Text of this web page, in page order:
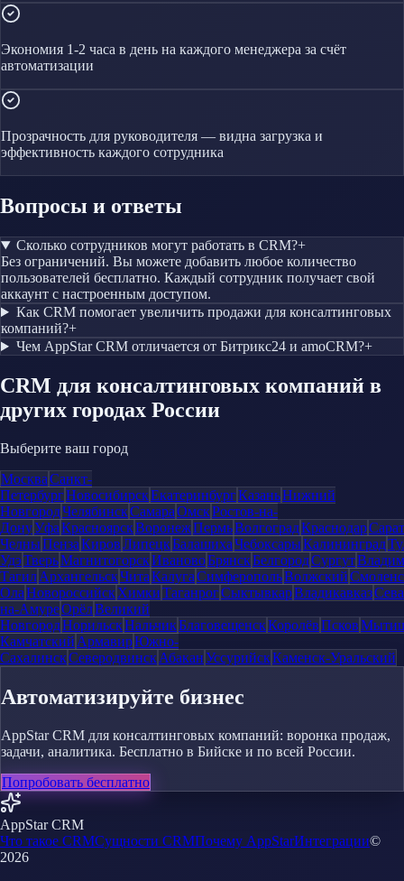
Экономия 1-2 часа в день на каждого менеджера за счёт
автоматизации
Прозрачность для руководителя — видна загрузка и
эффективность каждого сотрудника
Вопросы и ответы
Сколько сотрудников могут работать в CRM?+
Без ограничений. Вы можете добавить любое количество
пользователей бесплатно. Каждый сотрудник получает свой
аккаунт с настроенным доступом.
Как CRM помогает увеличить продажи для консалтинговых
компаний?+
Чем AppStar CRM отличается от Битрикс24 и amoCRM?+
CRM для консалтинговых компаний в
других городах России
Выберите ваш город
МоскваСанкт-
ПетербургНовосибирскЕкатеринбургКазаньНижний
НовгородЧелябинскСамараОмскРостов-на-
ДонуУфаКрасноярскВоронежПермьВолгоградКраснодар
ЧелныПензаКировЛипецкБалашихаЧебоксарыКалининград
УдэТверьМагнитогорскИвановоБрянскБелгородСургут
ТагилАрхангельскЧитаКалугаСимферопольВолжский
ОлаНовороссийскХимкиТаганрогСыктывкарВладикавказ
на-АмуреОрёлВеликий
НовгородНорильскНальчикБлаговещенскКоролёвПсков
Камчатский АрмавирЮжно-
СахалинскСеверодвинскАбаканУссурийскКаменск-Уральский
Автоматизируйте бизнес
AppStar CRM для консалтинговых компаний: воронка продаж,
задачи, аналитика. Бесплатно в Бийске и по всей России.
Попробовать бесплатно
AppStar CRM
Что такое CRMСущности CRMПочему AppStarИнтеграции©
2026